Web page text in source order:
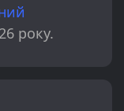
року.